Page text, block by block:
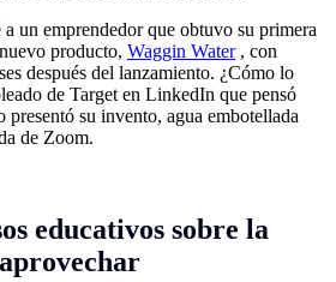
un emprendedor que obtuvo su primera
producto, Waggin Water, con
después del lanzamiento. ¿Cómo lo
de Target en LinkedIn que pensó
su invento, agua embotellada
de Zoom.
educativos sobre la